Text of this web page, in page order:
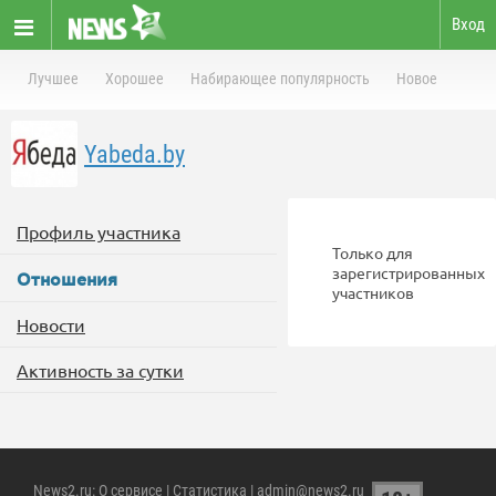
Вход
Лучшее Хорошее Набирающее популярность Новое
Yabeda.by
Профиль участника
Отношения
Новости
Активность за сутки
Только для
зарегистрированных
участников
News2.ru: О сервисе | Статистика | admin@news2.ru